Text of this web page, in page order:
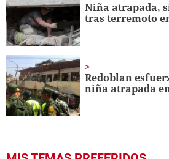
Niña atrapada,
tras terremoto
Redoblan
niña atrapada